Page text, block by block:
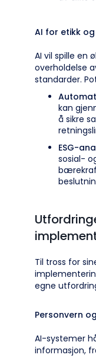
AI for etikk
AI vil spille en
overholdelse
standarder.
kan
å sikre
ESG-
sosial-
Til tross for
egne
Personvern
AI-systemer
informasjon,